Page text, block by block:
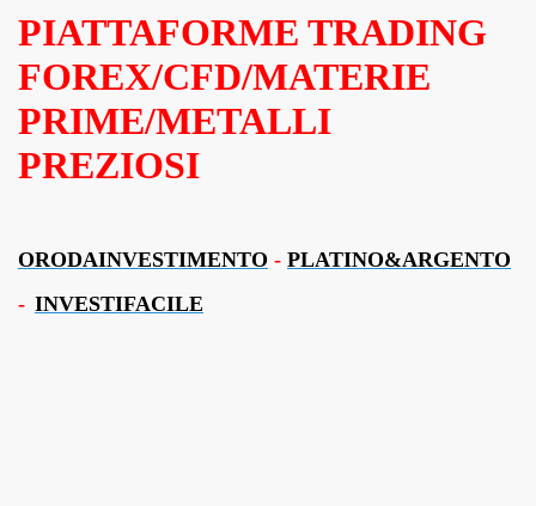
PIATTAFORME TRADING
FOREX/CFD/MATERIE
PRIME/METALLI
PREZIOSI
ORODAINVESTIMENTO - PLATINO&ARGENTO
- INVESTIFACILE